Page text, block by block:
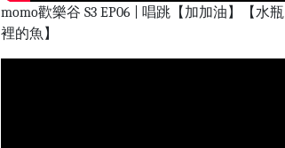
momo歡樂谷 S3 EP06 | 唱跳【加加油】【水瓶
裡的魚】